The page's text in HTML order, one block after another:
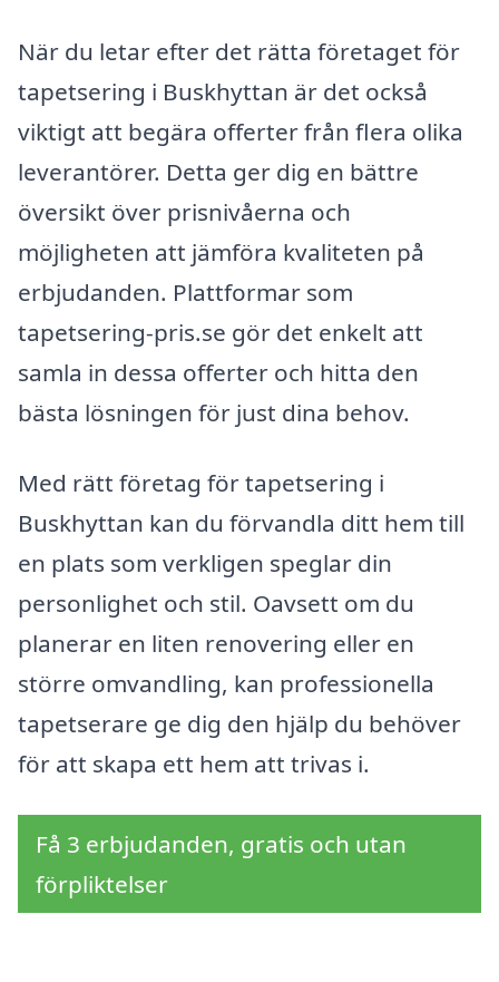
När du letar efter det rätta företaget för
tapetsering i Buskhyttan är det också
viktigt att begära offerter från flera olika
leverantörer. Detta ger dig en bättre
översikt över prisnivåerna och
möjligheten att jämföra kvaliteten på
erbjudanden. Plattformar som
tapetsering-pris.se gör det enkelt att
samla in dessa offerter och hitta den
bästa lösningen för just dina behov.
Med rätt företag för tapetsering i
Buskhyttan kan du förvandla ditt hem till
en plats som verkligen speglar din
personlighet och stil. Oavsett om du
planerar en liten renovering eller en
större omvandling, kan professionella
tapetserare ge dig den hjälp du behöver
för att skapa ett hem att trivas i.
Få 3 erbjudanden, gratis och utan
förpliktelser